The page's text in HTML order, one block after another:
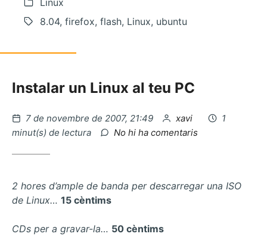
Linux
8.04, firefox, flash, Linux, ubuntu
Instalar un Linux al teu PC
Publicat
el
7 de novembre de 2007, 21:49 per
xavi
1
minut(s) de lectura
No hi ha comentaris
un
2 hores d’ample de banda per descarregar una ISO
de Linux… 15 cèntims
CDs per a gravar-la… 50 cèntims